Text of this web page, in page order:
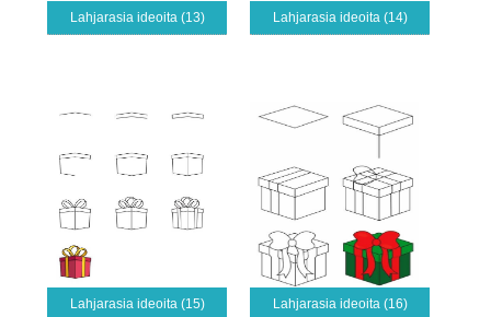
Lahjarasia ideoita (13) Lahjarasia ideoita (14)
Lahjarasia ideoita (15) Lahjarasia ideoita (16)